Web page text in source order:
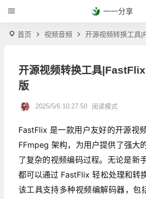
一一分享
首页 视频音频 开源视频转换工具
开源视频转换工具
版
2025/5/6 10:27:50 阅读模式
FastFlix 是一款用户友好的开源视
FFmpeg 架构，为用户提供了强大
了复杂的视频编码过程。无论是新
都可以通过 FastFlix 轻松处理和转
该工具支持多种视频编解码器，包